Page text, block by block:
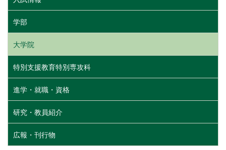
学部
大学院
特別支援教育特別専攻科
進学・就職・資格
研究・教員紹介
広報・刊行物